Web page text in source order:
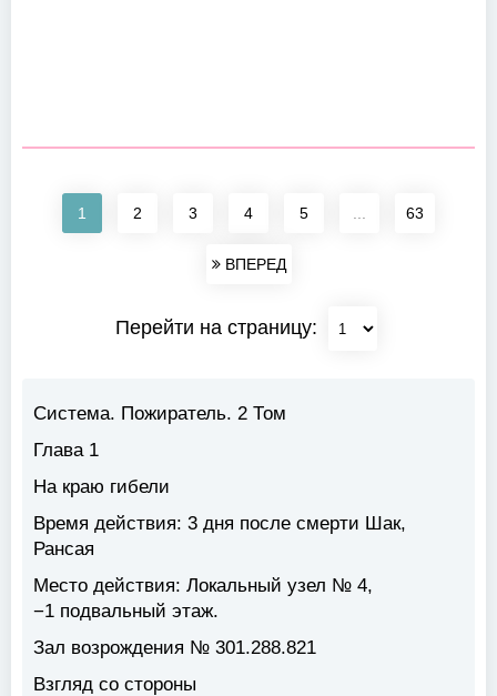
1 2 3 4 5 ... 63
ВПЕРЕД
Перейти на страницу:
Система. Пожиратель. 2 Том
Глава 1
На краю гибели
Время действия: 3 дня после смерти Шак,
Рансая
Место действия: Локальный узел № 4,
−1 подвальный этаж.
Зал возрождения № 301.288.821
Взгляд со стороны